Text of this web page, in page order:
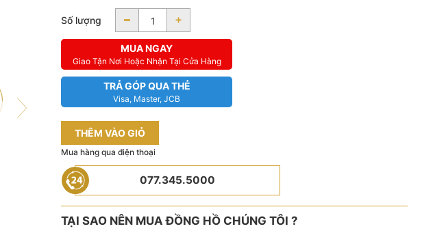
Số lượng - +
MUA NGAY
Giao Tận Nơi Hoặc Nhận Tại Cửa Hàng
TRẢ GÓP QUA THẺ
Visa, Master, JCB
THÊM VÀO GIỎ
Mua hàng qua điện thoại
077.345.5000
TẠI SAO NÊN MUA ĐỒNG HỒ CHÚNG TÔI ?